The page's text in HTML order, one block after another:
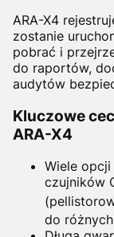
ARA-X4
zostanie
pobrać i
do raportów,
audytów
Kluczowe
ARA-X4
Wiele
czujników
do